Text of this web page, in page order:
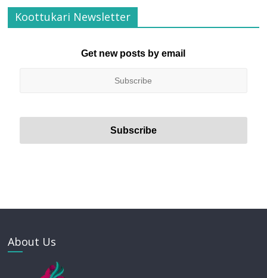
Koottukari Newsletter
Get new posts by email
About Us